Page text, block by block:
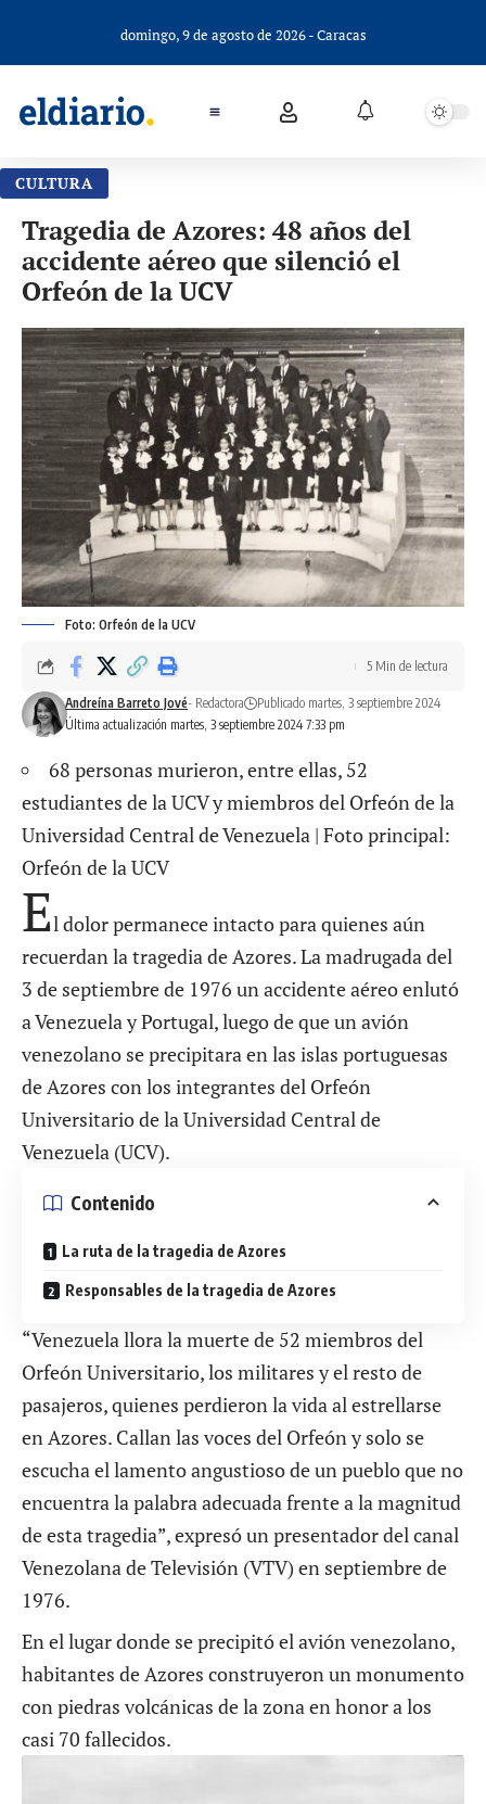
domingo, 9 de agosto de 2026 - Caracas
CULTURA
Tragedia de Azores: 48 años del
accidente aéreo que silenció el
Orfeón de la UCV
Foto: Orfeón de la UCV
Última actualización martes, 3 septiembre 2024 7:33 pm
Andreína Barreto Jové- Redactora Publicado martes, 3 septiembre 2024
5 Min de lectura
68 personas murieron, entre ellas, 52
estudiantes de la UCV y miembros del Orfeón de la
Universidad Central de Venezuela | Foto principal:
Orfeón de la UCV
El dolor permanece intacto para quienes aún
recuerdan la tragedia de Azores. La madrugada del
3 de septiembre de 1976 un accidente aéreo enlutó
a Venezuela y Portugal, luego de que un avión
venezolano se precipitara en las islas portuguesas
de Azores con los integrantes del Orfeón
Universitario de la Universidad Central de
Venezuela (UCV).
Contenido
La ruta de la tragedia de Azores
Responsables de la tragedia de Azores
“Venezuela llora la muerte de 52 miembros del
Orfeón Universitario, los militares y el resto de
pasajeros, quienes perdieron la vida al estrellarse
en Azores. Callan las voces del Orfeón y solo se
escucha el lamento angustioso de un pueblo que no
encuentra la palabra adecuada frente a la magnitud
de esta tragedia”, expresó un presentador del canal
Venezolana de Televisión (VTV) en septiembre de
1976.
En el lugar donde se precipitó el avión venezolano,
habitantes de Azores construyeron un monumento
con piedras volcánicas de la zona en honor a los
casi 70 fallecidos.